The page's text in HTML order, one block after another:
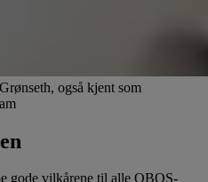
også kjent som
gode vilkårene til alle OBOS-